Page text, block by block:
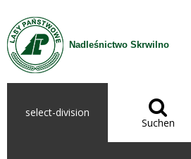
Zum Inhalt wechseln
Nadleśnictwo Skrwilno
select-division 
Suchen